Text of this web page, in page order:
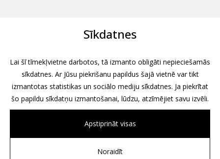
Sīkdatnes
Lai šī tīmekļvietne darbotos, tā izmanto obligāti nepieciešamās
sīkdatnes. Ar Jūsu piekrišanu papildus šajā vietnē var tikt
izmantotas statistikas un sociālo mediju sīkdatnes. Ja piekrītat
šo papildu sīkdatņu izmantošanai, lūdzu, atzīmējiet savu izvēli.
Apstiprināt visas
Noraidīt